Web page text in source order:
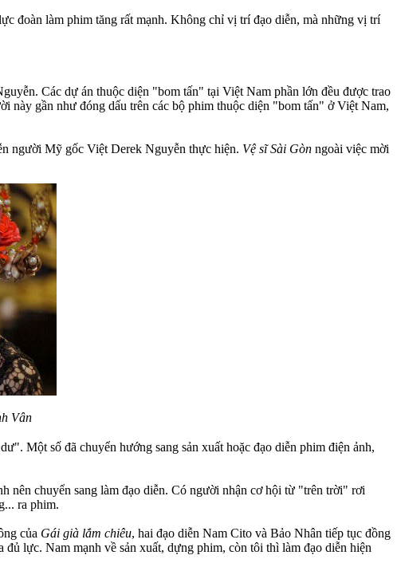
đoàn làm phim tăng rất mạnh. Không chỉ vị trí đạo diễn, mà những vị trí
Các dự án thuộc diện "bom tấn" tại Việt Nam phần lớn đều được trao
này gần như đóng dấu trên các bộ phim thuộc diện "bom tấn" ở Việt Nam,
người Mỹ gốc Việt Derek Nguyễn thực hiện. Vệ sĩ Sài Gòn ngoài việc mời
Vân
Một số đã chuyển hướng sang sản xuất hoặc đạo diễn phim điện ảnh,
nên chuyển sang làm đạo diễn. Có người nhận cơ hội từ "trên trời" rơi
ra phim.
của Gái già lắm chiêu, hai đạo diễn Nam Cito và Bảo Nhân tiếp tục đồng
lực. Nam mạnh về sản xuất, dựng phim, còn tôi thì làm đạo diễn hiện